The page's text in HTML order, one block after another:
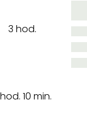
3 hod.
10 min.